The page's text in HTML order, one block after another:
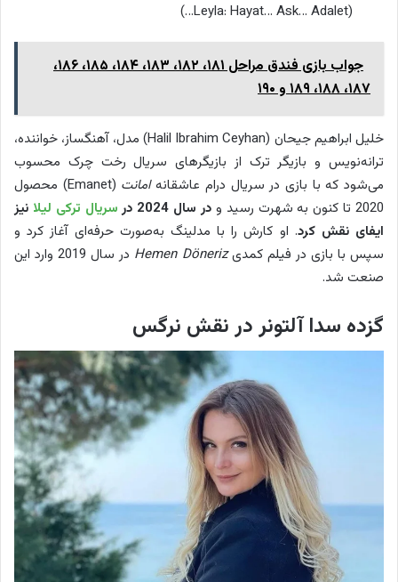
(Leyla: Hayat… Ask… Adalet…)
جواب بازی فندق مراحل ۱۸۱، ۱۸۲، ۱۸۳، ۱۸۴، ۱۸۵، ۱۸۶،
۱۸۷، ۱۸۸، ۱۸۹ و ۱۹۰
خلیل ابراهیم جیحان (Halil Ibrahim Ceyhan) مدل، آهنگساز، خواننده،
ترانه‌نویس و بازیگر ترک از بازیگرهای سریال رخت چرک محسوب
می‌شود که با بازی در سریال درام عاشقانهامانت
(Emanet) محصول
2020 تا کنون به شهرت رسید و
در سال 2024 در سریال ترکی لیلا نیز
ایفای نقش کرد. او کارش را با مدلینگ به‌صورت حرفه‌ای آغاز کرد و
سپس با بازی در فیلم کمدیHemen Döneriz
در سال 2019 وارد این
صنعت شد.
گزده سدا آلتونر در نقش نرگس